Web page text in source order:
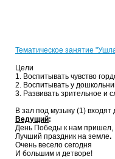
Тематическое занятие
Цели
1. Воспитывать чувство
2. Воспитывать у
3. Развивать зрительное и
В зал под музыку (1) входят
Ведущий:
День Победы к нам пришел,
Лучший праздник на земле.
Очень весело сегодня
И большим и детворе!